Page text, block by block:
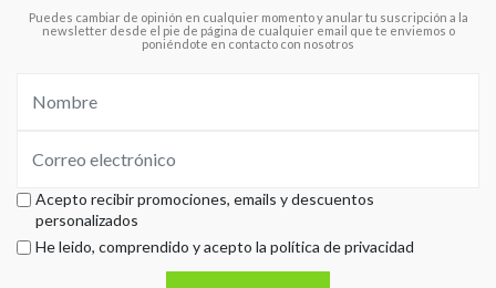
Puedes cambiar de opinión en cualquier momento y anular tu suscripción a la
newsletter desde el pie de página de cualquier email que te enviemos o
poniéndote en contacto con nosotros
Acepto recibir promociones, emails y descuentos
personalizados
He leido, comprendido y acepto la política de privacidad